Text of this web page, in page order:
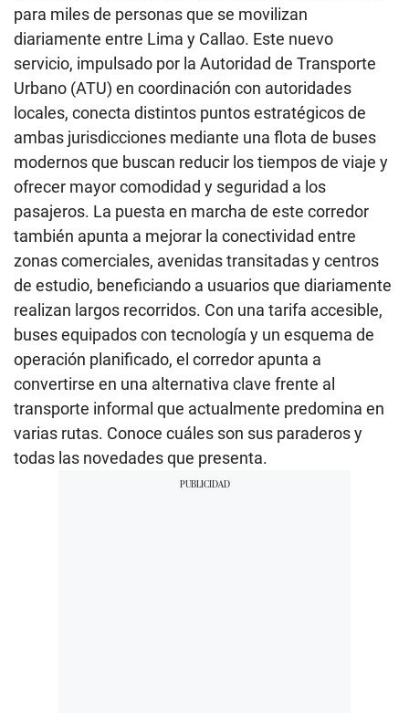
para miles de personas que se movilizan
diariamente entre Lima y Callao. Este nuevo
servicio, impulsado por la Autoridad de Transporte
Urbano (ATU) en coordinación con autoridades
locales, conecta distintos puntos estratégicos de
ambas jurisdicciones mediante una flota de buses
modernos que buscan reducir los tiempos de viaje y
ofrecer mayor comodidad y seguridad a los
pasajeros. La puesta en marcha de este corredor
también apunta a mejorar la conectividad entre
zonas comerciales, avenidas transitadas y centros
de estudio, beneficiando a usuarios que diariamente
realizan largos recorridos. Con una tarifa accesible,
buses equipados con tecnología y un esquema de
operación planificado, el corredor apunta a
convertirse en una alternativa clave frente al
transporte informal que actualmente predomina en
varias rutas. Conoce cuáles son sus paraderos y
todas las novedades que presenta.